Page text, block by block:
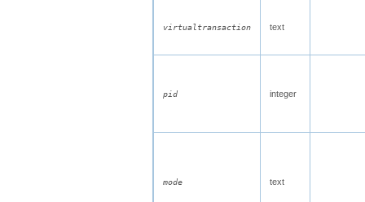
virtualtransaction text
pid integer
mode text